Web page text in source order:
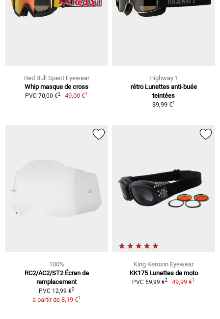
Red Bull Spect Eyewear
Whip masque de cross
PVC 70,00 €2 49,00 €1
Highway 1
rétro Lunettes anti-buée
teintées
39,99 €1
100%
RC2/AC2/ST2 Écran de
remplacement
PVC 12,99 €2
à partir de 8,19 €1
King Kerosin Eyewear
KK175 Lunettes de moto
PVC 69,99 €2 49,99 €1